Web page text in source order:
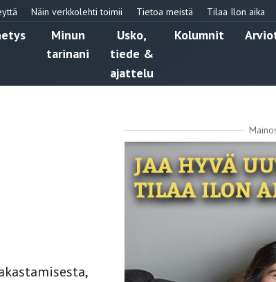
Näin verkkolehti toimii Tietoa meistä Tilaa Ilon aika
Minun
tarinani
Usko,
tiede &
ajattelu
Kolumnit